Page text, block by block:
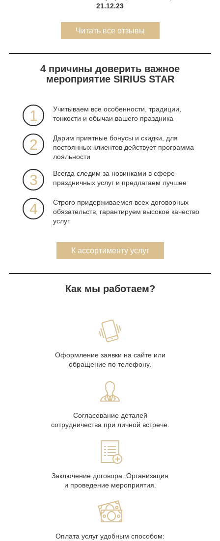
21.12.23
Читать все отзывы
4 причины доверить важное
мероприятие SIRIUS STAR
1
Учитываем все особенности, традиции,
тонкости и обычаи вашего праздника
2
Дарим приятные бонусы и скидки, для
постоянных клиентов действует программа
лояльности
3
Всегда следим за новинками в сфере
праздничных услуг и предлагаем лучшее
4
Строго придерживаемся всех договорных
обязательств, гарантируем высокое качество
услуг
К ассортименту услуг
Как мы работаем?
Оформление заявки на сайте или
обращение по телефону.
Согласование деталей
сотрудничества при личной встрече.
Заключение договора. Организация
и проведение мероприятия.
Оплата услуг удобным способом: